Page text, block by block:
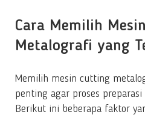
Cara Memilih
Metalografi yang
Memilih mesin cutting
penting agar proses
Berikut ini beberapa faktor